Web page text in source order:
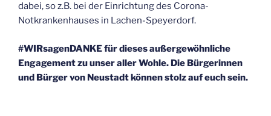
dabei, so z.B. bei der Einrichtung des Corona-
Notkrankenhauses in Lachen-Speyerdorf.
#WIRsagenDANKE für dieses außergewöhnliche
Engagement zu unser aller Wohle. Die Bürgerinnen
und Bürger von Neustadt können stolz auf euch sein.